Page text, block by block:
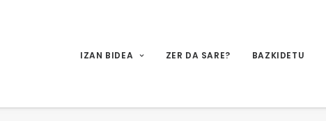
IZAN BIDEA ZER DA SARE? BAZKIDETU